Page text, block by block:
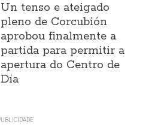
Un tenso e ateigado
pleno de Corcubión
aprobou finalmente a
partida para permitir a
apertura do Centro de
Día